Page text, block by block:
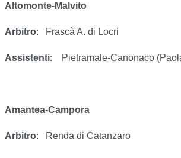
Altomonte-Malvito
Arbitro: Frascà A. di Locri
Assistenti: Pietramale-Canonaco
Amantea-Campora
Arbitro: Renda di Catanzaro